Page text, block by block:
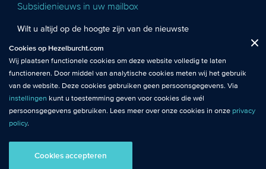
Subsidienieuws in uw mailbox
Wilt u altijd op de hoogte zijn van de nieuwste
subsidiekansen en het laatste subsidienieuws? Schrijf u in
voor de Hezelburcht Subsidienieuwsbrief!
Inschrijven nieuwsbrief
AI statement Algemene Voorwaarden
noodzakelijk om de website goed te laten werken.
Analytische cookies
: Met analytische cookies meten wij het gebruik van
de website. Zo krijgen wij beter inzicht in het functioneren van de
website.
Cookies op Hezelburcht.com
Wij plaatsen functionele cookies om deze website volledig te laten
functioneren. Door middel van analytische cookies meten wij het gebruik
van de website. Deze cookies gebruiken geen persoonsgegevens. Via
instellingen kunt u toestemming geven voor cookies die wél
persoonsgegevens gebruiken. Lees meer over onze cookies in onze privacy
policy.
Cookies accepteren